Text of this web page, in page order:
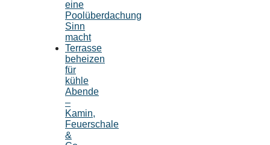
eine
Poolüberdachung
Sinn
macht
Terrasse
beheizen
für
kühle
Abende
–
Kamin,
Feuerschale
&